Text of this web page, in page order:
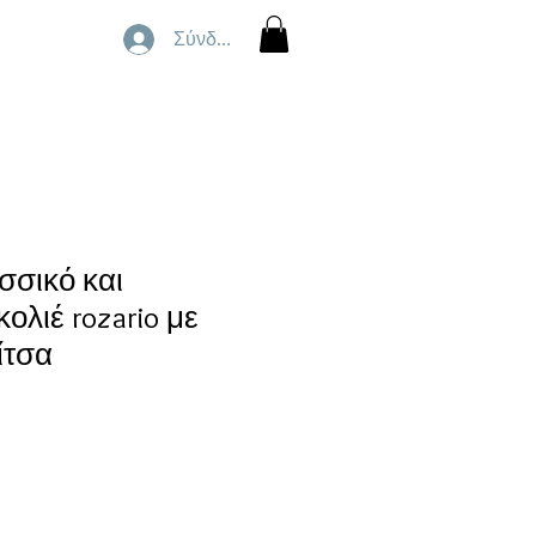
Σύνδεση
και
rozario με